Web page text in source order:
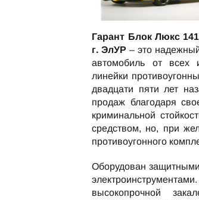
Гарант Блок Люкс
г. ЭлУР – это
автомобиль от всех
линейки
двадцати пяти лет
продаж благодаря
криминальной
средством, но, при
противоугонного
Оборудован
высокопрочной